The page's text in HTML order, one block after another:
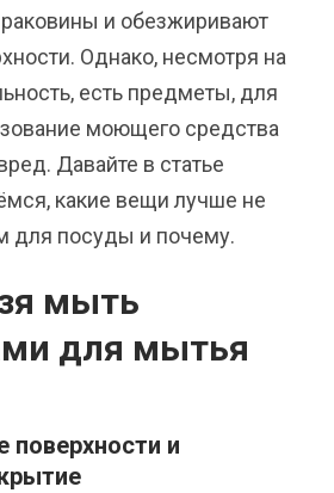
и обезжиривают
Однако, несмотря на
есть предметы, для
моющего средства
Давайте в статье
какие вещи лучше не
для посуды и почему.
мыть
для мытья
поверхности и